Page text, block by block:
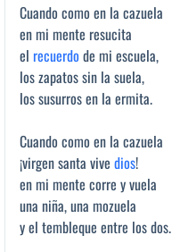
Cuando como en la cazuela
en mi mente resucita
el recuerdo de mi escuela,
los zapatos sin la suela,
los susurros en la ermita.
Cuando como en la cazuela
¡virgen santa vive dios!
en mi mente corre y vuela
una niña, una mozuela
y el tembleque entre los dos.